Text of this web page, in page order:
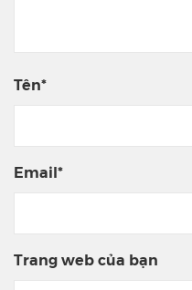
Tên*
Email*
Trang web của bạn